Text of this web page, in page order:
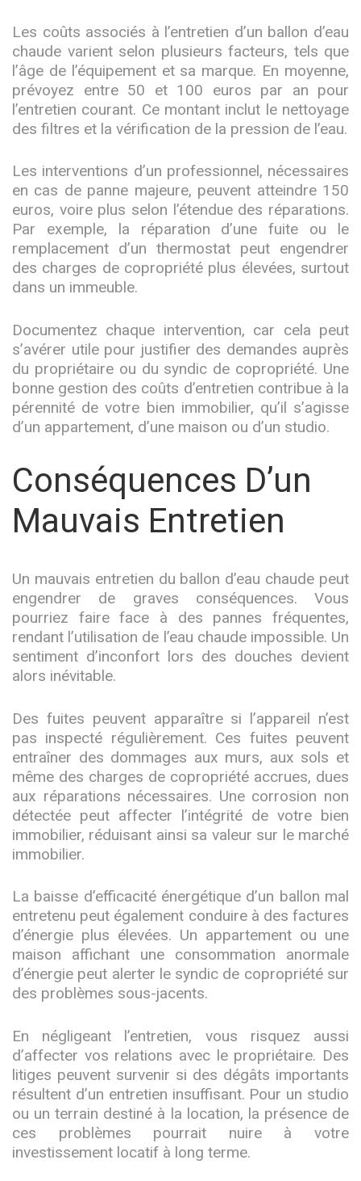
Les coûts associés à l’entretien d’un ballon d’eau
chaude varient selon plusieurs facteurs, tels que
l’âge de l’équipement et sa marque. En moyenne,
prévoyez entre 50 et 100 euros par an pour
l’entretien courant. Ce montant inclut le nettoyage
des filtres et la vérification de la pression de l’eau.
Les interventions d’un professionnel, nécessaires
en cas de panne majeure, peuvent atteindre 150
euros, voire plus selon l’étendue des réparations.
Par exemple, la réparation d’une fuite ou le
remplacement d’un thermostat peut engendrer
des charges de copropriété plus élevées, surtout
dans un immeuble.
Documentez chaque intervention, car cela peut
s’avérer utile pour justifier des demandes auprès
du propriétaire ou du syndic de copropriété. Une
bonne gestion des coûts d’entretien contribue à la
pérennité de votre bien immobilier, qu’il s’agisse
d’un appartement, d’une maison ou d’un studio.
Conséquences D’un
Mauvais Entretien
Un mauvais entretien du ballon d’eau chaude peut
engendrer de graves conséquences. Vous
pourriez faire face à des pannes fréquentes,
rendant l’utilisation de l’eau chaude impossible. Un
sentiment d’inconfort lors des douches devient
alors inévitable.
Des fuites peuvent apparaître si l’appareil n’est
pas inspecté régulièrement. Ces fuites peuvent
entraîner des dommages aux murs, aux sols et
même des charges de copropriété accrues, dues
aux réparations nécessaires. Une corrosion non
détectée peut affecter l’intégrité de votre bien
immobilier, réduisant ainsi sa valeur sur le marché
immobilier.
La baisse d’efficacité énergétique d’un ballon mal
entretenu peut également conduire à des factures
d’énergie plus élevées. Un appartement ou une
maison affichant une consommation anormale
d’énergie peut alerter le syndic de copropriété sur
des problèmes sous-jacents.
En négligeant l’entretien, vous risquez aussi
d’affecter vos relations avec le propriétaire. Des
litiges peuvent survenir si des dégâts importants
résultent d’un entretien insuffisant. Pour un studio
ou un terrain destiné à la location, la présence de
ces problèmes pourrait nuire à votre
investissement locatif à long terme.